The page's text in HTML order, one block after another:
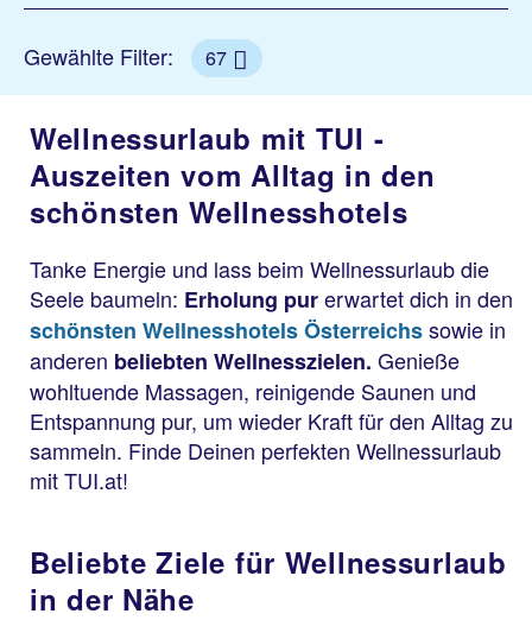
Gewählte Filter: 67
Wellnessurlaub mit TUI -
Auszeiten vom Alltag in den
schönsten Wellnesshotels
Tanke Energie und lass beim Wellnessurlaub die
Seele baumeln: Erholung purerwartet dich in den
schönsten Wellnesshotels Österreichssowie in
anderen beliebten Wellnesszielen. Genieße
wohltuende Massagen, reinigende Saunen und
Entspannung pur, um wieder Kraft für den Alltag zu
sammeln. Finde Deinen perfekten Wellnessurlaub
mit TUI.at!
Beliebte Ziele für Wellnessurlaub
in der Nähe